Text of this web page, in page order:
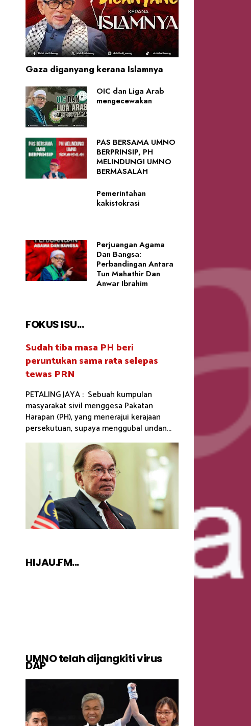
Gaza diganyang kerana Islamnya
OIC dan Liga Arab
mengecewakan
PAS BERSAMA UMNO
BERPRINSIP, PH
MELINDUNGI UMNO
BERMASALAH
Pemerintahan
kakistokrasi
Perjuangan Agama
Dan Bangsa:
Perbandingan Antara
Tun Mahathir Dan
Anwar Ibrahim
FOKUS ISU...
Sudah tiba masa PH beri
peruntukan sama rata selepas
tewas PRN
PETALING JAYA : Sebuah kumpulan
masyarakat sivil menggesa Pakatan
Harapan (PH), yang menerajui kerajaan
persekutuan, supaya menggubal undan...
HIJAU.FM...
UMNO telah dijangkiti virus
DAP